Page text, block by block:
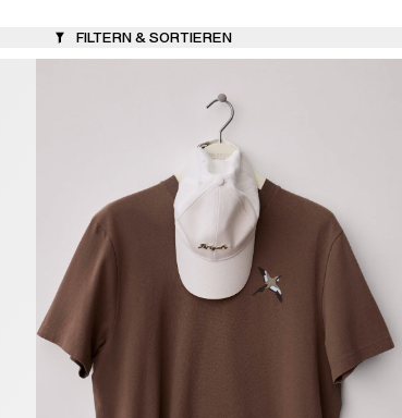
FILTERN & SORTIEREN